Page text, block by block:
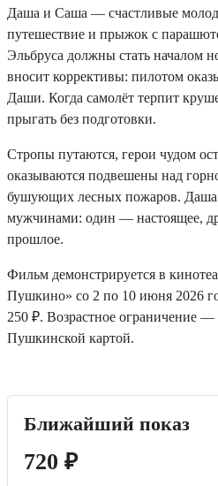
Даша и Саша — счастливые
путешествие и прыжок с
Эльбруса должны стать началом
вносит коррективы: пилотом
Даши. Когда самолёт терпит
прыгать без подготовки.
Стропы путаются, герои чудом
оказываются подвешены над
бушующих лесных пожаров.
мужчинами: один — настоящее,
прошлое.
Фильм демонстрируется в
Пушкино» со 2 по 10 июня 2026
250 ₽. Возрастное ограничение —
Пушкинской картой.
Ближайший показ
720 ₽